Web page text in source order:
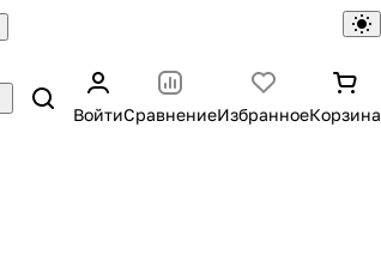
ВойтиСравнениеИзбранноеКорзина